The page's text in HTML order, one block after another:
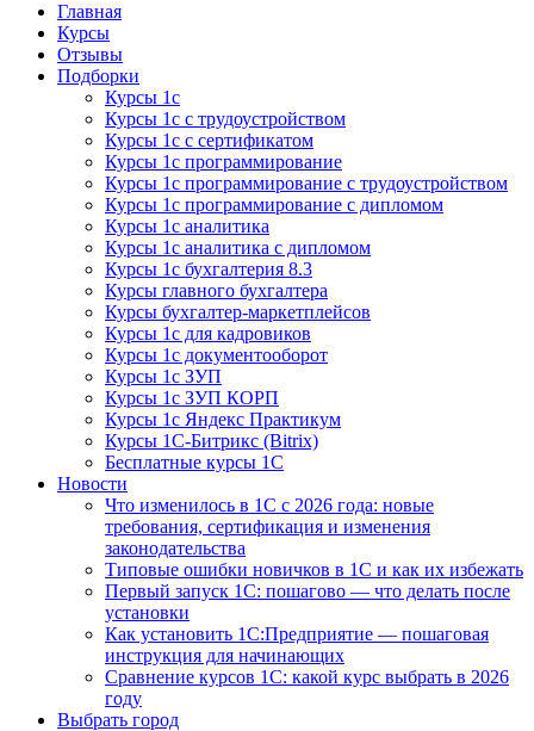
Курсы 1С
Курсы 1С официальная сертификация
Главная
Курсы
Отзывы
Подборки
Курсы 1с
Курсы 1с с трудоустройством
Курсы 1с с сертификатом
Курсы 1с программирование
Курсы 1с программирование с трудоустройством
Курсы 1с программирование с дипломом
Курсы 1с аналитика
Курсы 1с аналитика с дипломом
Курсы 1с бухгалтерия 8.3
Курсы главного бухгалтера
Курсы бухгалтер-маркетплейсов
Курсы 1с для кадровиков
Курсы 1с документооборот
Курсы 1с ЗУП
Курсы 1с ЗУП КОРП
Курсы 1с Яндекс Практикум
Курсы 1С-Битрикс (Bitrix)
Бесплатные курсы 1С
Новости
Что изменилось в 1С с 2026 года: новые
требования, сертификация и изменения
законодательства
Типовые ошибки новичков в 1С и как их избежать
Первый запуск 1С: пошагово — что делать после
установки
Как установить 1С:Предприятие — пошаговая
инструкция для начинающих
Сравнение курсов 1С: какой курс выбрать в 2026
году
Выбрать город